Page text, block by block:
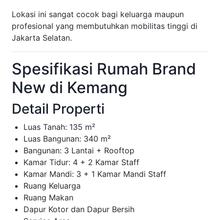
Lokasi ini sangat cocok bagi keluarga maupun
profesional yang membutuhkan mobilitas tinggi di
Jakarta Selatan.
Spesifikasi Rumah Brand
New di Kemang
Detail Properti
Luas Tanah: 135 m²
Luas Bangunan: 340 m²
Bangunan: 3 Lantai + Rooftop
Kamar Tidur: 4 + 2 Kamar Staff
Kamar Mandi: 3 + 1 Kamar Mandi Staff
Ruang Keluarga
Ruang Makan
Dapur Kotor dan Dapur Bersih